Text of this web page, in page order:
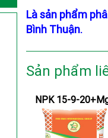
Là sản phẩm
Bình Thuận.
Sản phẩm
NPK 15-9-